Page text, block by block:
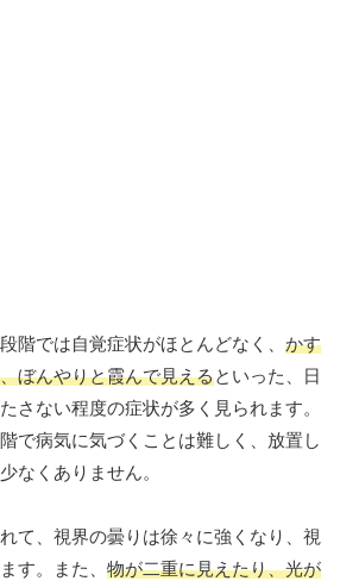
階では自覚症状がほとんどなく、 かす
ぼんやりと霞んで見えるといった、日
さない程度の症状が多く見られます。
で病気に気づくことは難しく、放置し
なくありません。
て、視界の曇りは徐々に強くなり、視
す。また、 物が二重に見えたり、光が